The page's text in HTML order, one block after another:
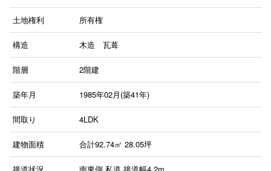
土地権利 所有権
構造 木造 瓦葺
階層 2階建
築年月 1985年02月(築41年)
間取り 4LDK
建物面積 合計92.74㎡ 28.05坪